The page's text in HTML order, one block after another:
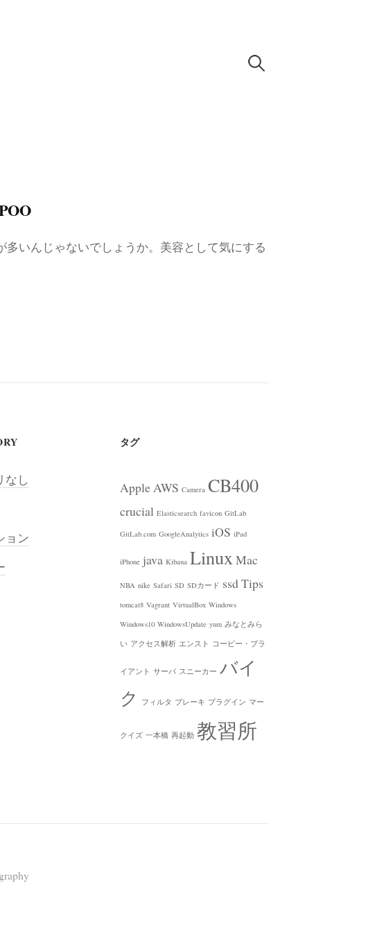
検
いんじゃないでしょうか。美容として気にする
なし
ョン
タグ
AppleAWS Camera CB400
crucial Elasticsearch favicon GitLab
GitLab.com GoogleAnalytics iOS iPad
iPhone java Kibana LinuxMac
NBA nike Safari SD SDカード ssdTips
tomcat8 Vagrant VirtualBox Windows
Windows10 WindowsUpdate yum みなとみら
い アクセス解析 エンスト コービー・ブラ
イアント サーバ スニーカー バイ
ク
フィルタ ブレーキ プラグイン マー
クイズ 一本橋 再起動 教習所